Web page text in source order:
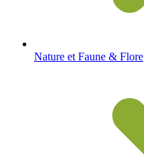
Nature et Faune & Flore